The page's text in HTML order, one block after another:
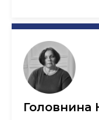
Головнина